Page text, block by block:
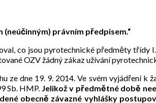
(neúčinným) právním předpisem.“
co jsou pyrotechnické předměty třídy
OZV žádný zákaz užívání
ze dne 19. 9. 2014. Ve svém vyjádření k
Sb. HMP. Jelikož v předmětné době
obecně závazné vyhlášky